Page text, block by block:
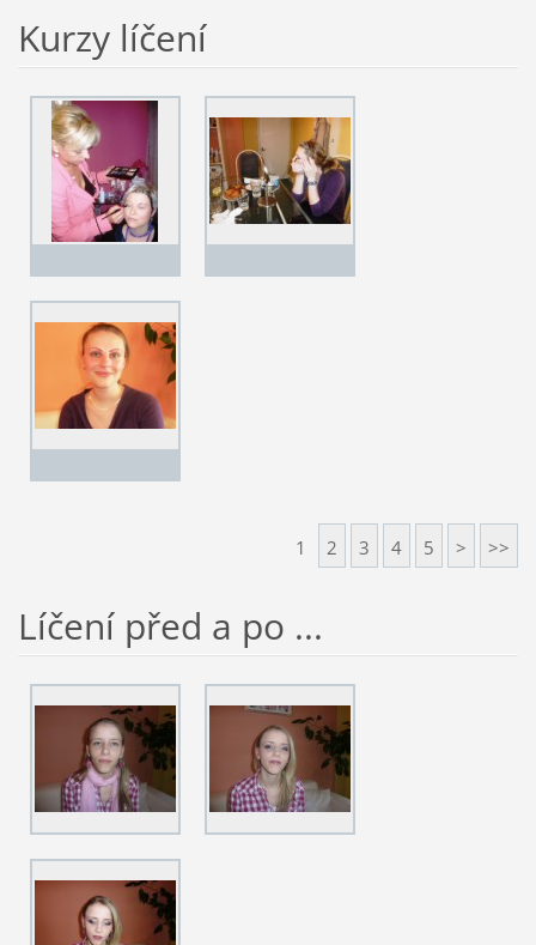
Kurzy líčení
1 2 3 4 5 > >>
Líčení před a po ...